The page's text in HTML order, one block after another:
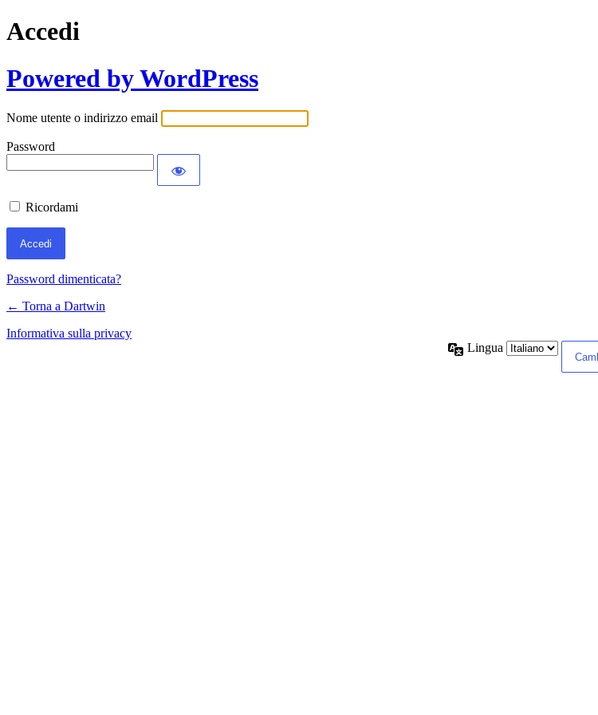
Accedi
Powered by WordPress
Nome utente o indirizzo email
Password
Ricordami
Password dimenticata?
← Torna a Dartwin
Informativa sulla privacy
Lingua